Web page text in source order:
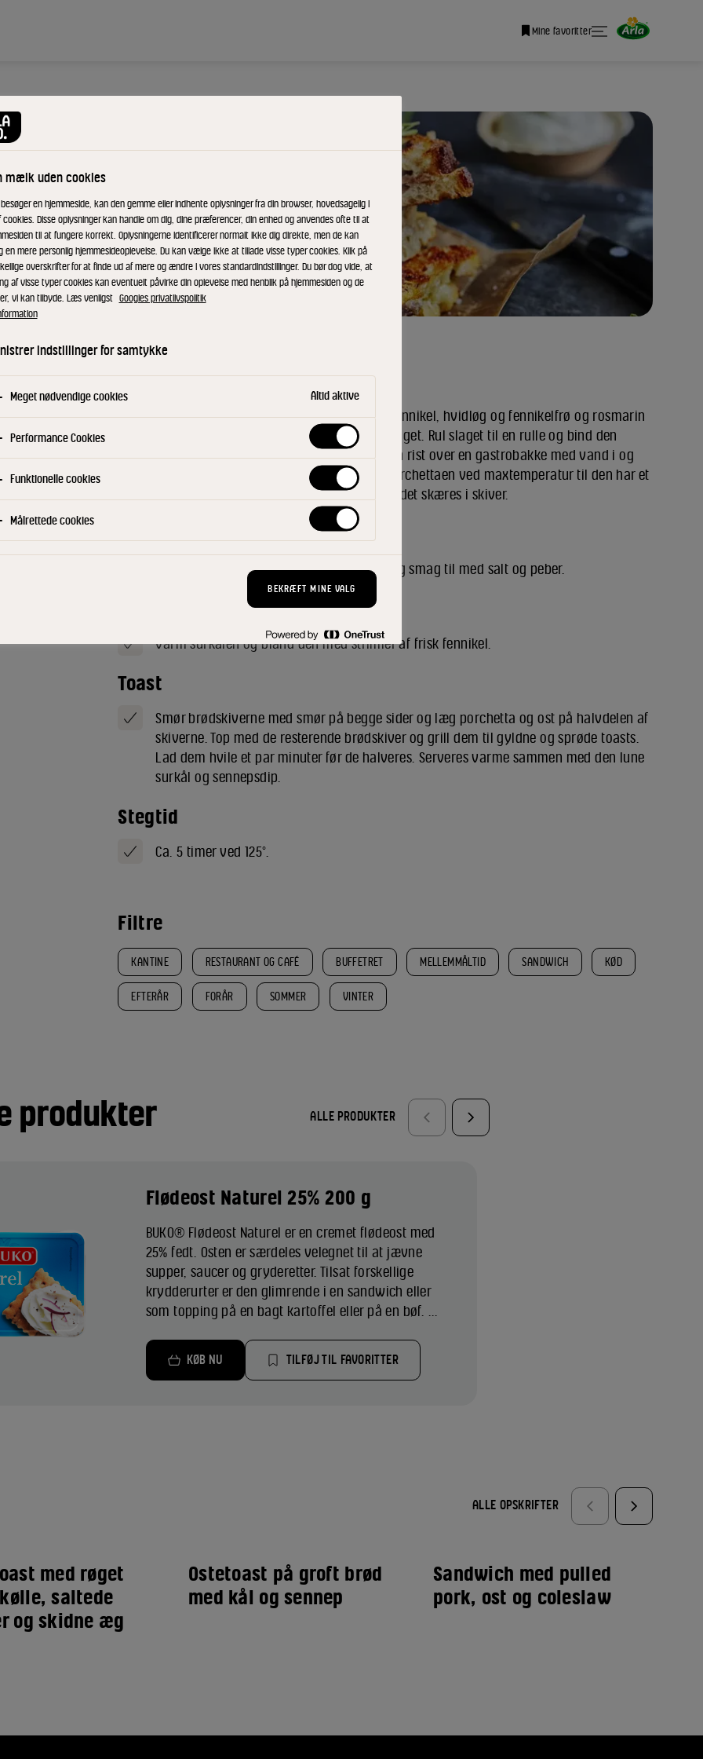
Mine favoritter
med
bagt
er koldt,
sprød
Porchetta
Skær skorpen på svineslaget væk. Bland fennikel, hvidløg og fennikelfrø og rosmarin
med salt og bred blandingen ud på svinelaget. Rul slaget til en rulle og bind den
stramt med bomuldssnor. Læg rullen på en rist over en gastrobakke med vand i og
steg kødet i ovnen. Slut af med at grille porchettaen ved maxtemperatur til den har et
flot stegt udseende. Lad kødet hvile inden det skæres i skiver.
Sennepsdip
Bland alle ingredienserne til en jævn dip og smag til med salt og peber.
Varm surkålen og bland den med strimler af frisk fennikel.
Toast
Smør brødskiverne med smør på begge sider og læg porchetta og ost på halvdelen af
skiverne. Top med de resterende brødskiver og grill dem til gyldne og sprøde toasts.
Lad dem hvile et par minuter før de halveres. Serveres varme sammen med den lune
surkål og sennepsdip.
Stegtid
Ca. 5 timer ved 125°.
Filtre
KANTINE RESTAURANT OG CAFÉ BUFFETRET MELLEMMÅLTID SANDWICH KØD
EFTERÅR FORÅR SOMMER VINTER
produkter ALLE PRODUKTER
Flødeost Naturel 25% 200 g
BUKO® Flødeost Naturel er en cremet flødeost med
25% fedt. Osten er særdeles velegnet til at jævne
supper, saucer og gryderetter. Tilsat forskellige
krydderurter er den glimrende i en sandwich eller
som topping på en bagt kartoffel eller på en bøf. ...
KØB NU TILFØJ TIL FAVORITTER
ALLE OPSKRIFTER
med røget
saltede
og skidne æg
Ostetoast på groft brød
med kål og sennep
Sandwich med pulled
pork, ost og coleslaw
mælk uden cookies
en hjemmeside, kan den gemme eller indhente oplysninger fra din browser, hovedsagelig i
cookies. Disse oplysninger kan handle om dig, dine præferencer, din enhed og anvendes ofte til at
til at fungere korrekt. Oplysningerne identificerer normalt ikke dig direkte, men de kan
en mere personlig hjemmesideoplevelse. Du kan vælge ikke at tillade visse typer cookies. Klik på
overskrifter for at finde ud af mere og ændre i vores standardindstillinger. Du bør dog vide, at
af visse typer cookies kan eventuelt påvirke din oplevelse med henblik på hjemmesiden og de
vi kan tilbyde. Læs venligst Googles privatlivspolitik
indstillinger for samtykke
Meget nødvendige cookies Altid aktive
Performance Cookies
Funktionelle cookies
Målrettede cookies
BEKRÆFT MINE VALG